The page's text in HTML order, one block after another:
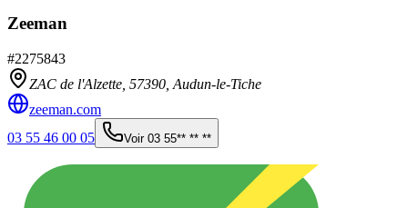
Zeeman
#2275843
ZAC de l'Alzette, 57390 Audun-le-Tiche
zeeman.com
03 55 46 00 05
Voir 03 55** ** **